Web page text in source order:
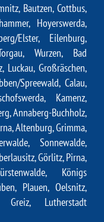
, Bautzen,Cottbus,
, Hoyerswerda,
Elster, Eilenburg,
, Wurzen, Bad
, Luckau,Großräschen,
Spreewald,Calau,
, Kamenz,
,Annaberg-Buchholz,
,Altenburg,Grimma,
,Sonnewalde,
,Görlitz,Pirna,
, Königs
, Plauen,Oelsnitz,
Greiz, Lutherstadt